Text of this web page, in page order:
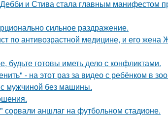
и Стива стала главным манифестом
сильное раздражение.
по антивозрастной медицине, и его жена
будьте готовы иметь дело с конфликтами.
- на этот раз за видео с ребёнком в
мужчиной без машины.
сорвали аншлаг на футбольном стадионе.